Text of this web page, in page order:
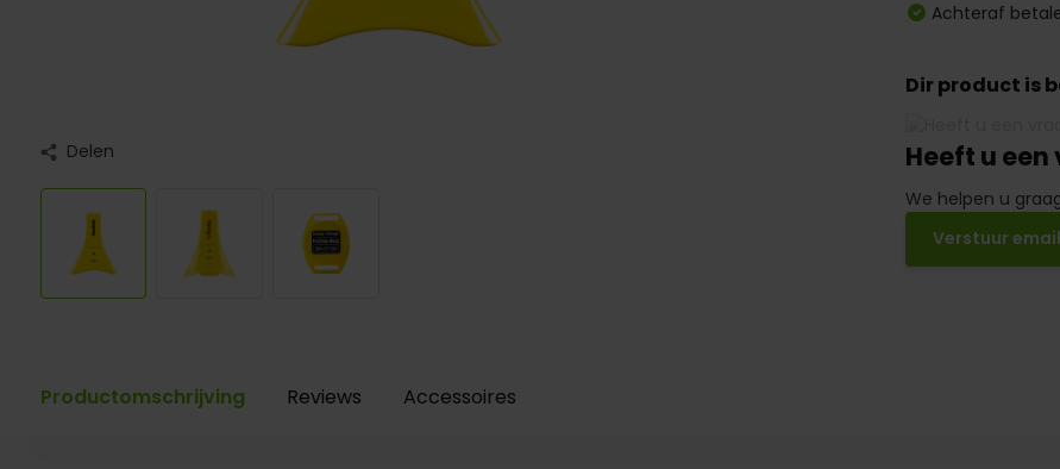
Delen
Achteraf
Dir product is
Heeft u
We helpen u
Verstuur email
Productomschrijving Reviews Accessoires